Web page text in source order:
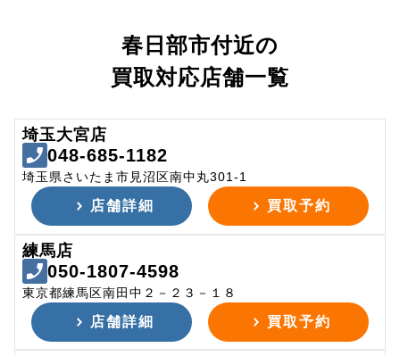
春日部市付近の
買取対応店舗一覧
埼玉大宮店
048-685-1182
埼玉県さいたま市見沼区南中丸301-1
店舗詳細 買取予約
練馬店
050-1807-4598
東京都練馬区南田中２－２３－１８
店舗詳細 買取予約